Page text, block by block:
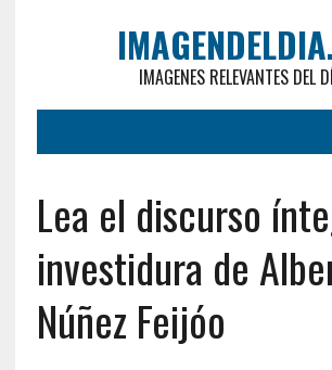
IMAGENES RELEVANTES DEL
Lea el discurso
investidura de
Núñez Feijóo